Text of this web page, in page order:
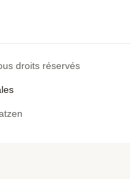
droits réservés